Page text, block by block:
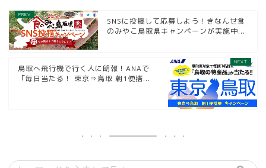
SNSに投稿して応募しよう！きなんせ食
のみやこ鳥取県キャンペーンが実施中...
鳥取へ飛行機で行く人に朗報！ANAで
「毎日当たる！ 東京⇒鳥取 朝1便搭...